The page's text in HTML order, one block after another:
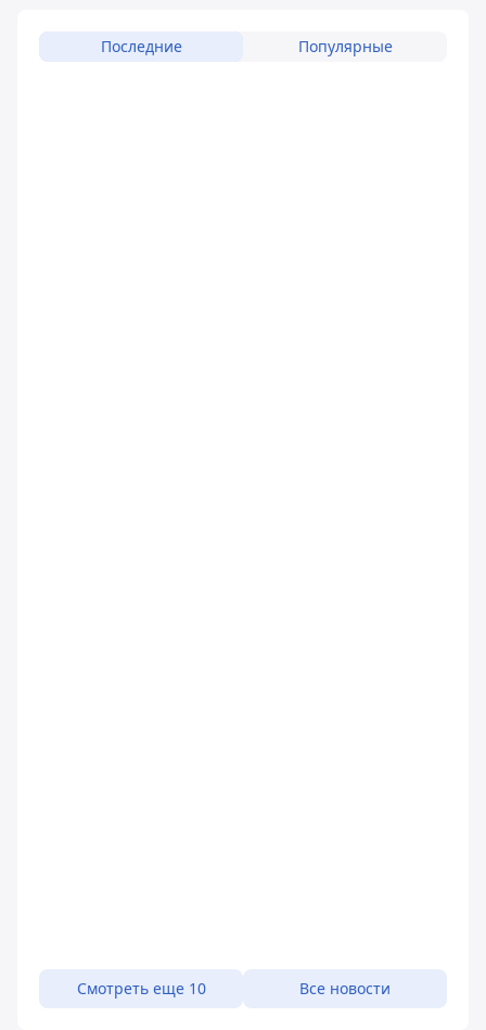
Последние Популярные
Смотреть еще 10 Все новости